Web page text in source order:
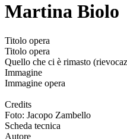
Martina Biolo
Titolo opera
Titolo opera
Quello che ci è rimasto
Immagine
Immagine opera
Credits
Foto: Jacopo Zambello
Scheda tecnica
Autore